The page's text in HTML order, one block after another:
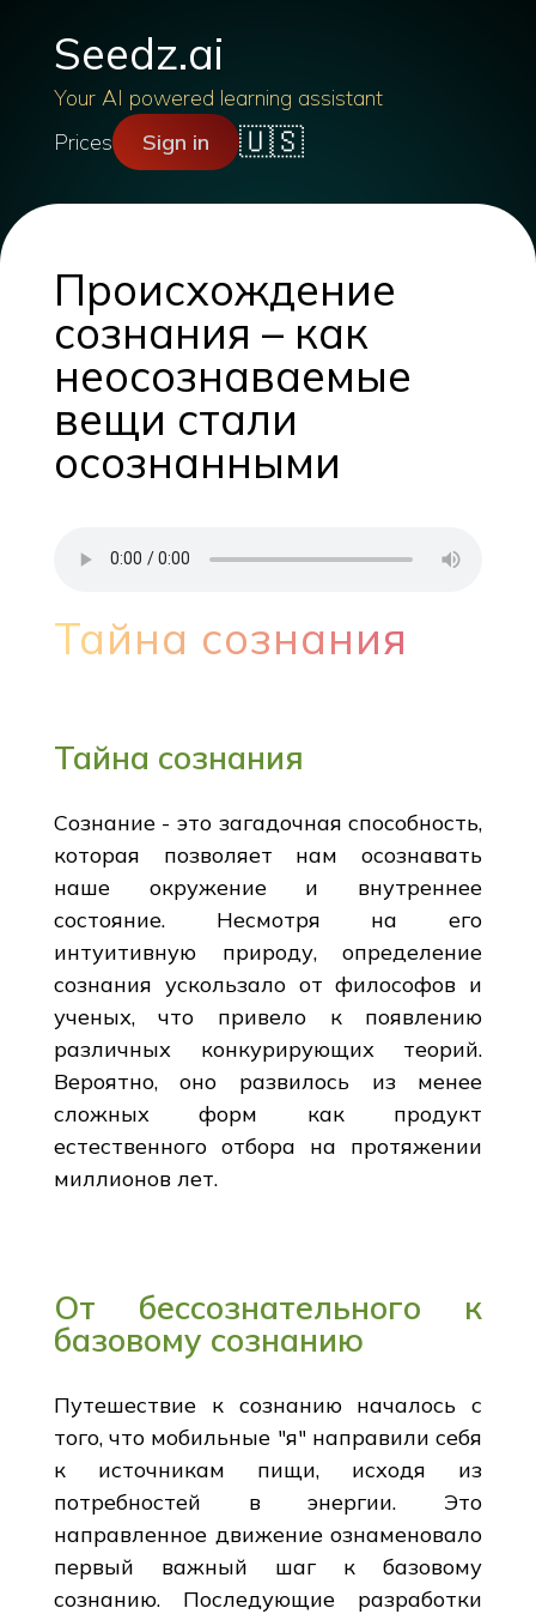
Seedz.ai
Your AI powered learning assistant
Prices
Sign in 🇺🇸
Происхождение
сознания – как
неосознаваемые
вещи стали
осознанными
Тайна сознания
Тайна сознания
Сознание - это загадочная способность,
которая позволяет нам осознавать
наше окружение и внутреннее
состояние. Несмотря на его
интуитивную природу, определение
сознания ускользало от философов и
ученых, что привело к появлению
различных конкурирующих теорий.
Вероятно, оно развилось из менее
сложных форм как продукт
естественного отбора на протяжении
миллионов лет.
От бессознательного к
базовому сознанию
Путешествие к сознанию началось с
того, что мобильные "я" направили себя
к источникам пищи, исходя из
потребностей в энергии. Это
направленное движение ознаменовало
первый важный шаг к базовому
сознанию. Последующие разработки